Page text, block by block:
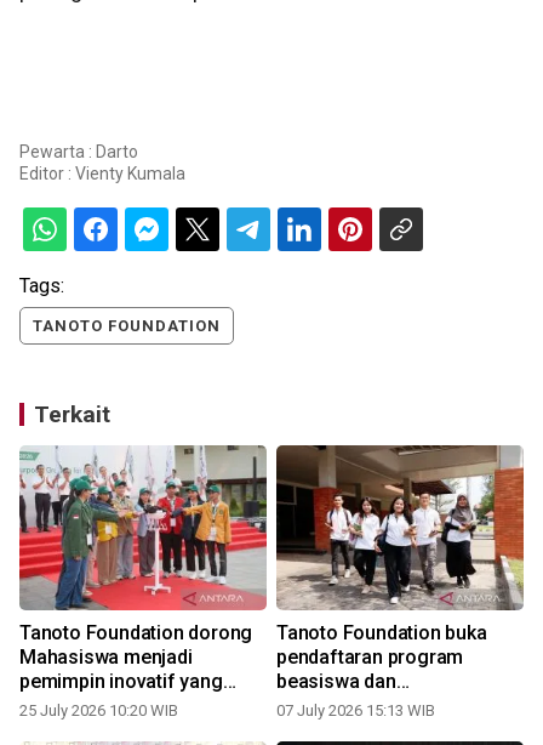
Pewarta : Darto
Editor : Vienty Kumala
Tags:
TANOTO FOUNDATION
Terkait
Tanoto Foundation dorong
Mahasiswa menjadi
pemimpin inovatif yang
berdampak lewat Tanoto
25 July 2026 10:20 WIB
Tanoto Foundation buka
pendaftaran program
beasiswa dan
pengembangan
07 July 2026 15:13 WIB